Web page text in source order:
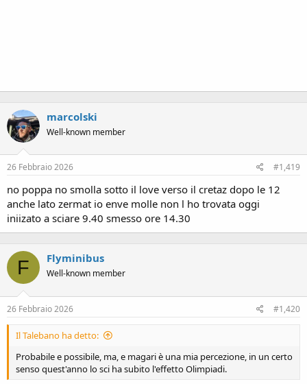
marcolski
Well-known member
26 Febbraio 2026 #1,419
no poppa no smolla sotto il love verso il cretaz dopo le 12
anche lato zermat io enve molle non l ho trovata oggi
iniizato a sciare 9.40 smesso ore 14.30
F Flyminibus
Well-known member
26 Febbraio 2026 #1,420
Il Talebano ha detto:
Probabile e possibile, ma, e magari è una mia percezione, in un certo
senso quest'anno lo sci ha subito l'effetto Olimpiadi.